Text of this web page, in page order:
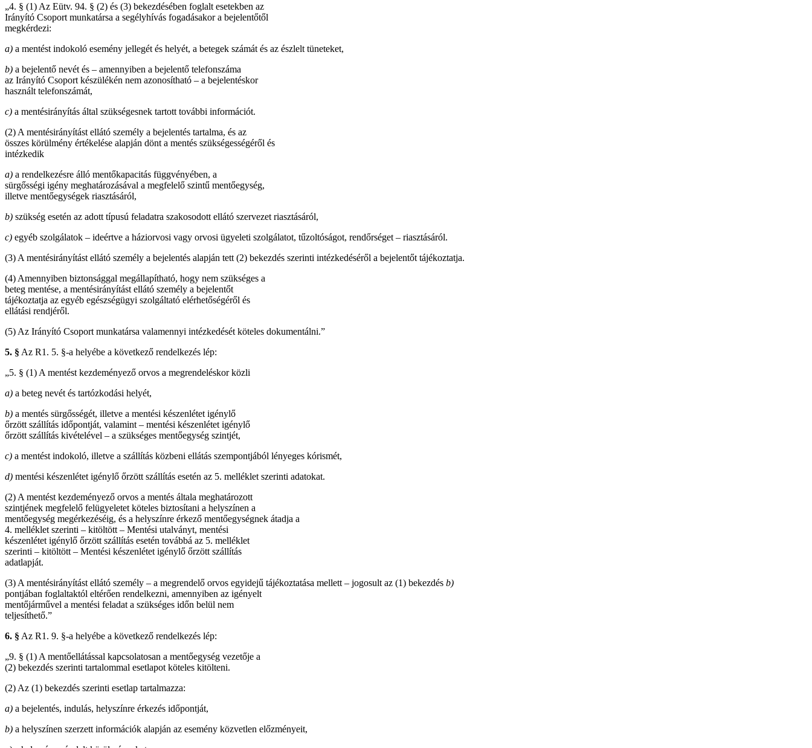
„4. § (1) Az Eütv. 94. § (2) és (3) bekezdésében foglalt esetekben az
Irányító Csoport munkatársa a segélyhívás fogadásakor a bejelentőtől
megkérdezi:
a) a mentést indokoló esemény jellegét és helyét, a betegek számát és az észlelt tüneteket,
b) a bejelentő nevét és – amennyiben a bejelentő telefonszáma
az Irányító Csoport készülékén nem azonosítható – a bejelentéskor
használt telefonszámát,
c) a mentésirányítás által szükségesnek tartott további információt.
(2) A mentésirányítást ellátó személy a bejelentés tartalma, és az
összes körülmény értékelése alapján dönt a mentés szükségességéről és
intézkedik
a) a rendelkezésre álló mentőkapacitás függvényében, a
sürgősségi igény meghatározásával a megfelelő szintű mentőegység,
illetve mentőegységek riasztásáról,
b) szükség esetén az adott típusú feladatra szakosodott ellátó szervezet riasztásáról,
c) egyéb szolgálatok – ideértve a háziorvosi vagy orvosi ügyeleti szolgálatot, tűzoltóságot, rendőrséget – riasztásáról.
(3) A mentésirányítást ellátó személy a bejelentés alapján tett (2) bekezdés szerinti intézkedéséről a bejelentőt tájékoztatja.
(4) Amennyiben biztonsággal megállapítható, hogy nem szükséges a
beteg mentése, a mentésirányítást ellátó személy a bejelentőt
tájékoztatja az egyéb egészségügyi szolgáltató elérhetőségéről és
ellátási rendjéről.
(5) Az Irányító Csoport munkatársa valamennyi intézkedését köteles dokumentálni.”
5. § Az R1. 5. §-a helyébe a következő rendelkezés lép:
„5. § (1) A mentést kezdeményező orvos a megrendeléskor közli
a) a beteg nevét és tartózkodási helyét,
b) a mentés sürgősségét, illetve a mentési készenlétet igénylő
őrzött szállítás időpontját, valamint – mentési készenlétet igénylő
őrzött szállítás kivételével – a szükséges mentőegység szintjét,
c) a mentést indokoló, illetve a szállítás közbeni ellátás szempontjából lényeges kórismét,
d) mentési készenlétet igénylő őrzött szállítás esetén az 5. melléklet szerinti adatokat.
(2) A mentést kezdeményező orvos a mentés általa meghatározott
szintjének megfelelő felügyeletet köteles biztosítani a helyszínen a
mentőegység megérkezéséig, és a helyszínre érkező mentőegységnek átadja a
4. melléklet szerinti – kitöltött – Mentési utalványt, mentési
készenlétet igénylő őrzött szállítás esetén továbbá az 5. melléklet
szerinti – kitöltött – Mentési készenlétet igénylő őrzött szállítás
adatlapját.
(3) A mentésirányítást ellátó személy – a megrendelő orvos egyidejű tájékoztatása mellett – jogosult az (1) bekezdés b)
pontjában foglaltaktól eltérően rendelkezni, amennyiben az igényelt
mentőjárművel a mentési feladat a szükséges időn belül nem
teljesíthető.”
6. § Az R1. 9. §-a helyébe a következő rendelkezés lép:
„9. § (1) A mentőellátással kapcsolatosan a mentőegység vezetője a
(2) bekezdés szerinti tartalommal esetlapot köteles kitölteni.
(2) Az (1) bekezdés szerinti esetlap tartalmazza:
a) a bejelentés, indulás, helyszínre érkezés időpontját,
b) a helyszínen szerzett információk alapján az esemény közvetlen előzményeit,